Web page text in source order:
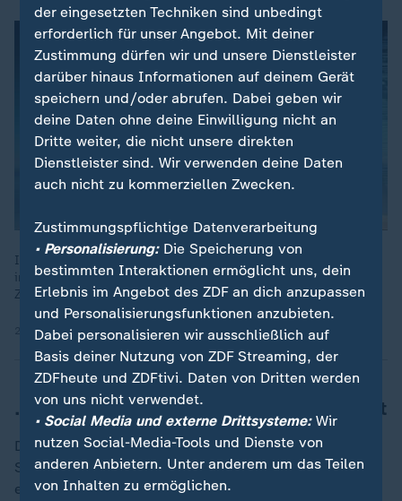
In Syrien rücken Regierungstruppen in kurdische Gebiete vor,
im Chaos kommen IS-Terroristen aus einem Gefängnis frei.
ZDF-Reporter Peter Theisen berichtet aus Damaskus.
20.01.2026 | 1:02 min
… der Rolle der Türkei im Syrien-Konflikt
Die Türkei bereite das Szenario, das wir gerade in
Syrien erleben, bereits seit Jahren ganz präzise vor,
erklärt der Nahost-Experte. "Die Türkei wollte diese
der eingesetzten Techniken sind unbedingt
erforderlich für unser Angebot. Mit deiner
Zustimmung dürfen wir und unsere Dienstleister
darüber hinaus Informationen auf deinem Gerät
speichern und/oder abrufen. Dabei geben wir
deine Daten ohne deine Einwilligung nicht an
Dritte weiter, die nicht unsere direkten
Dienstleister sind. Wir verwenden deine Daten
auch nicht zu kommerziellen Zwecken.
Zustimmungspflichtige Datenverarbeitung
• Personalisierung:Die Speicherung von
bestimmten Interaktionen ermöglicht uns, dein
Erlebnis im Angebot des ZDF an dich anzupassen
und Personalisierungsfunktionen anzubieten.
Dabei personalisieren wir ausschließlich auf
Basis deiner Nutzung von ZDF Streaming, der
ZDFheute und ZDFtivi. Daten von Dritten werden
von uns nicht verwendet.
• Social Media und externe Drittsysteme:Wir
nutzen Social-Media-Tools und Dienste von
anderen Anbietern. Unter anderem um das Teilen
von Inhalten zu ermöglichen.